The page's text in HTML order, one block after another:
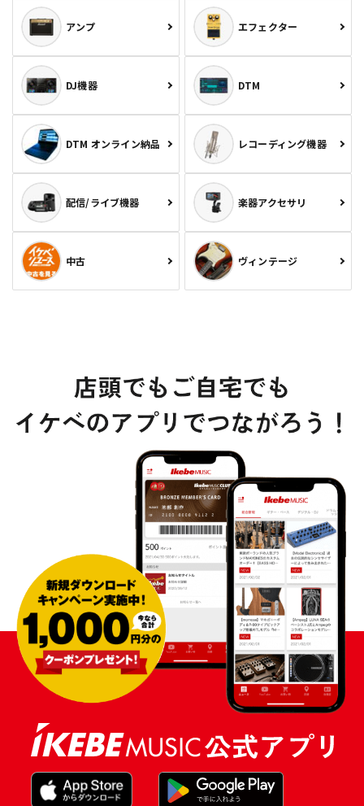
アンプ エフェクター
DJ機器 DTM
DTM オンライン納品 レコーディング機器
配信/ライブ機器 楽器アクセサリ
中古 ヴィンテージ